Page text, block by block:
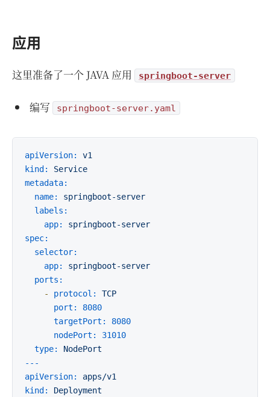
应用
这里准备了一个 JAVA 应用 springboot-server
编写 springboot-server.yaml
apiVersion:
v1
kind:
Service
metadata:
name:
springboot-server
labels:
app:
springboot-server
spec:
selector:
app:
springboot-server
ports:
-
protocol:
TCP
port:
8080
targetPort:
8080
nodePort:
31010
type:
NodePort
---
apiVersion:
apps/v1
kind:
Deployment